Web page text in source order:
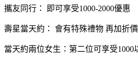
攜友同行： 即可享受1000-2000優惠
壽星當天約： 會有特殊禮物 再加折
當天約兩位女生：第二位可享受1000